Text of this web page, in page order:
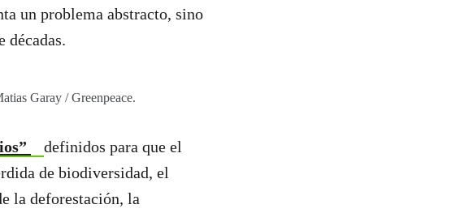
un problema abstracto, sino
décadas.
Garay / Greenpeace.
definidos para que el
de biodiversidad, el
la deforestación, la